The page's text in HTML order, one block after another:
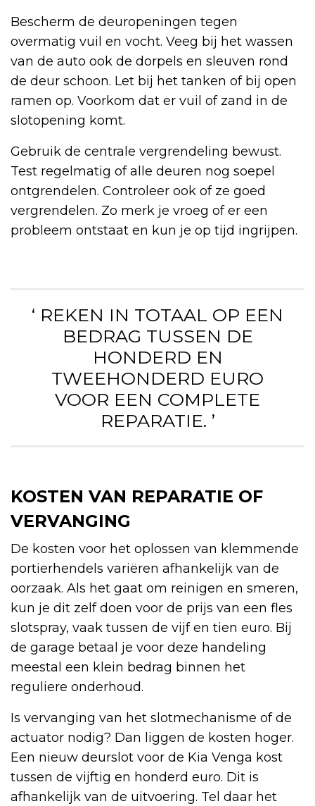
Bescherm de deuropeningen tegen
overmatig vuil en vocht. Veeg bij het wassen
van de auto ook de dorpels en sleuven rond
de deur schoon. Let bij het tanken of bij open
ramen op. Voorkom dat er vuil of zand in de
slotopening komt.
Gebruik de centrale vergrendeling bewust.
Test regelmatig of alle deuren nog soepel
ontgrendelen. Controleer ook of ze goed
vergrendelen. Zo merk je vroeg of er een
probleem ontstaat en kun je op tijd ingrijpen.
‘ REKEN IN TOTAAL OP EEN
BEDRAG TUSSEN DE
HONDERD EN
TWEEHONDERD EURO
VOOR EEN COMPLETE
REPARATIE. ’
KOSTEN VAN REPARATIE OF
VERVANGING
De kosten voor het oplossen van klemmende
portierhendels variëren afhankelijk van de
oorzaak. Als het gaat om reinigen en smeren,
kun je dit zelf doen voor de prijs van een fles
slotspray, vaak tussen de vijf en tien euro. Bij
de garage betaal je voor deze handeling
meestal een klein bedrag binnen het
reguliere onderhoud.
Is vervanging van het slotmechanisme of de
actuator nodig? Dan liggen de kosten hoger.
Een nieuw deurslot voor de Kia Venga kost
tussen de vijftig en honderd euro. Dit is
afhankelijk van de uitvoering. Tel daar het